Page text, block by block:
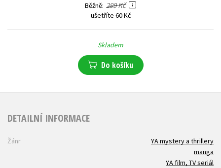
Běžně 299 Kč
ušetříte 60 Kč
Skladem
Do košíku
DETAILNÍ INFORMACE
Žánr
YA mystery a thrillery
manga
YA film, TV seriál